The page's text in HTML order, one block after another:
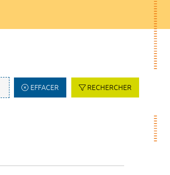
EFFACER RECHERCHER